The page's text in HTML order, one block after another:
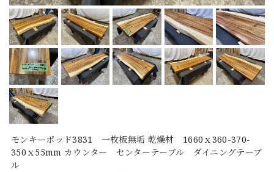
モンキーポッド3831 一枚板無垢 乾燥材 1660ｘ360-370-
350ｘ55mm カウンター センターテーブル ダイニングテーブ
ル